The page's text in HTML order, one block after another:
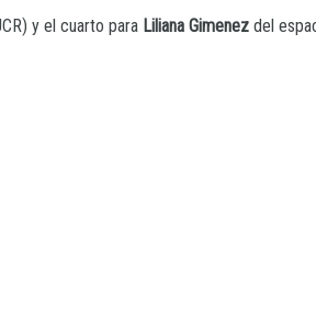
y el cuarto para Liliana Gimenez del